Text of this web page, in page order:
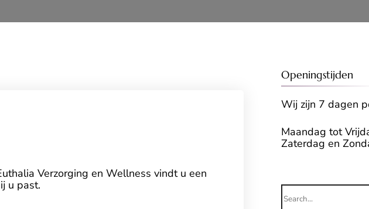
Verzorging en Wellness vindt u een
u past.
Openingstijden
Wij zijn 7 dagen
Maandag tot
Zaterdag en
Search
for: